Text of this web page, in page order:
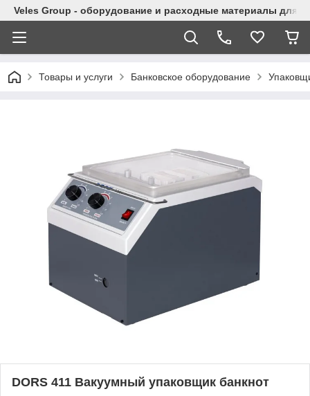
Veles Group - оборудование и расходные материалы для
Товары и услуги Банковское оборудование
DORS 411 Вакуумный упаковщик банкнот